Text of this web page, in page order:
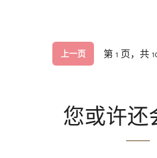
上一页 第 1 页，共
您或许还